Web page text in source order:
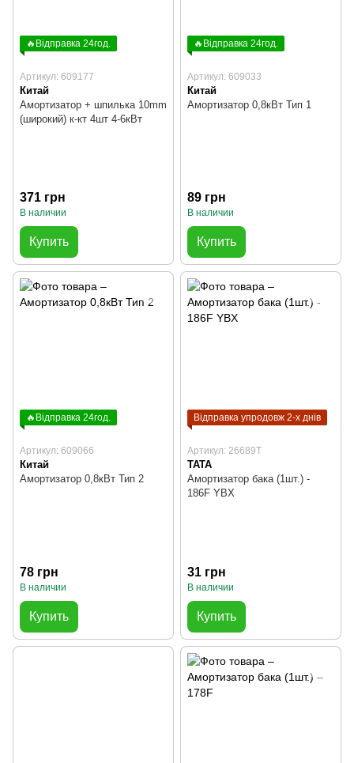
🔥Відправка 24год.
Артикул: 609177
Китай
Амортизатор + шпилька 10mm
(широкий) к-кт 4шт 4-6кВт
371 грн
В наличии
Купить
🔥Відправка 24год.
Артикул: 609033
Китай
Амортизатор 0,8кВт Тип 1
89 грн
В наличии
Купить
🔥Відправка 24год.
Артикул: 609066
Китай
Амортизатор 0,8кВт Тип 2
78 грн
В наличии
Купить
Відправка упродовж 2-х днів
Артикул: 26689T
TATA
Амортизатор бака (1шт.) -
186F YBX
31 грн
В наличии
Купить